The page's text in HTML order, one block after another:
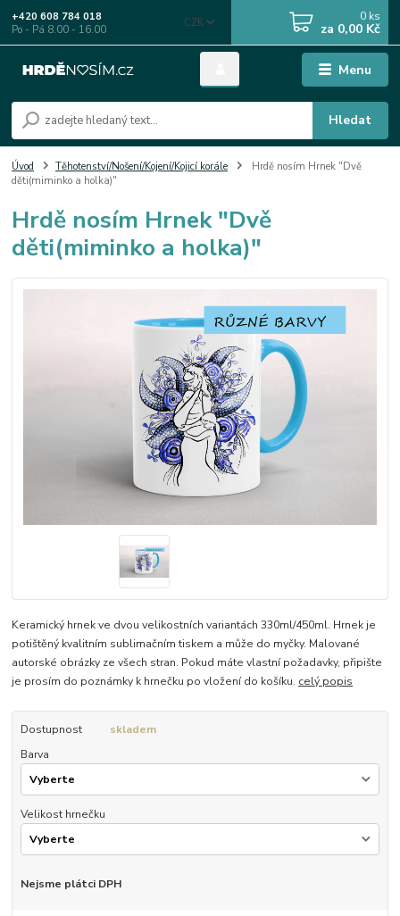
Menu
CZK
Hledat
+420 608 784 018
Po - Pá 8.00 - 16.00
0 ks
za 0,00 Kč
Úvod Těhotenství/Nošení/Kojení/Kojicí korále
Hrdě nosím Hrnek "Dvě
děti(miminko a holka)"
Hrdě nosím Hrnek "Dvě
děti(miminko a holka)"
Keramický hrnek ve dvou velikostních variantách 330ml/450ml. Hrnek je
potištěný kvalitním sublimačním tiskem a může do myčky. Malované
autorské obrázky ze všech stran. Pokud máte vlastní požadavky, připište
je prosím do poznámky k hrnečku po vložení do košíku. celý popis
Dostupnost
skladem
Barva
Velikost hrnečku
Nejsme plátci DPH